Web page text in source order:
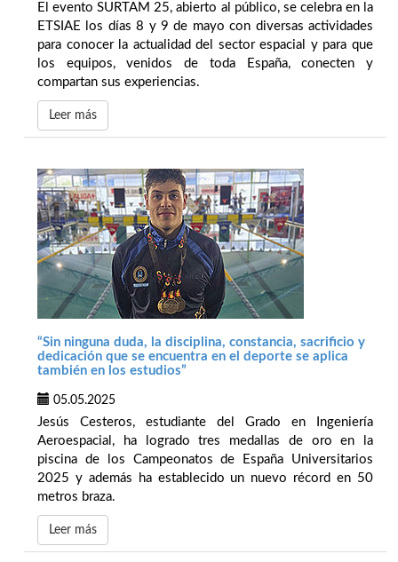
El evento SURTAM 25, abierto al público, se celebra en la
ETSIAE los días 8 y 9 de mayo con diversas actividades
para conocer la actualidad del sector espacial y para que
los equipos, venidos de toda España, conecten y
compartan sus experiencias.
Leer más
“Sin ninguna duda, la disciplina, constancia, sacrificio y
dedicación que se encuentra en el deporte se aplica
también en los estudios”
05.05.2025
Jesús Cesteros, estudiante del Grado en Ingeniería
Aeroespacial, ha logrado tres medallas de oro en la
piscina de los Campeonatos de España Universitarios
2025 y además ha establecido un nuevo récord en 50
metros braza.
Leer más